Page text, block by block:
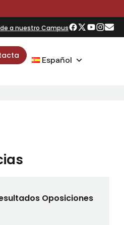
a nuestro Campus
Español
Oposiciones